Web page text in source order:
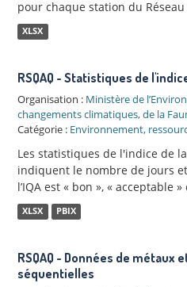
pour chaque station du
XLSX
RSQAQ - Statistiques de
Organisation : Ministère de
changements climatiques, de la
Catégorie : Environnement,
Les statistiques de l'indice de
indiquent le nombre de jours
l’IQA est « bon », « acceptable
XLSX PBIX
RSQAQ - Données de métaux
séquentielles